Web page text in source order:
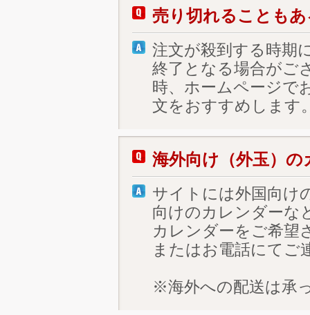
売り切れることも
注文が殺到する時期
終了となる場合がご
時、ホームページで
文をおすすめします
海外向け（外玉）
サイトには外国向け
向けのカレンダーな
カレンダーをご希望
またはお電話にてご
※海外への配送は承